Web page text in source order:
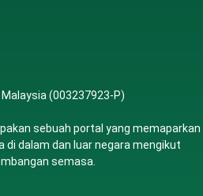
(003237923-P)
sebuah portal yang memaparkan
di dalam dan luar negara mengikut
semasa.